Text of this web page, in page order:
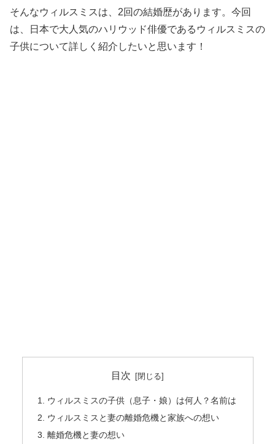
そんなウィルスミスは、2回の結婚歴があります。今回
は、日本で大人気のハリウッド俳優であるウィルスミスの
子供について詳しく紹介したいと思います！
目次
ウィルスミスの子供（息子・娘）は何人？名前は
ウィルスミスと妻の離婚危機と家族への想い
離婚危機と妻の想い